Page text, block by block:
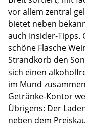
vor allem zentral
bietet neben
auch Insider-Tipps.
schöne Flasche
Strandkorb den
sich einen
im Mund
Getränke-Kontor
Übrigens: Der
neben dem